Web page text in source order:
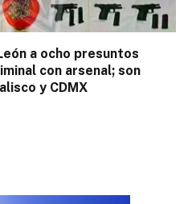
a ocho presuntos
con arsenal; son
y CDMX